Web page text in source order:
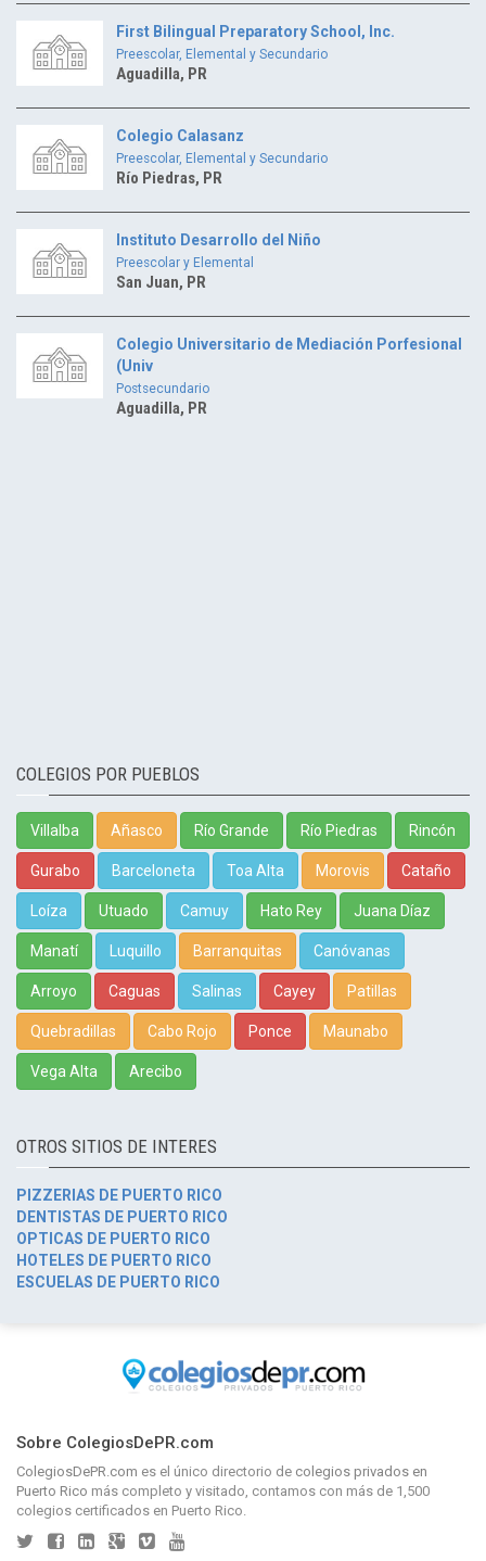
First Bilingual Preparatory School, Inc.
Preescolar, Elemental y Secundario
Aguadilla, PR
Colegio Calasanz
Preescolar, Elemental y Secundario
Río Piedras, PR
Instituto Desarrollo del Niño
Preescolar y Elemental
San Juan, PR
Colegio Universitario de Mediación Porfesional
(Univ
Postsecundario
Aguadilla, PR
COLEGIOS POR PUEBLOS
Villalba Añasco Río Grande Río Piedras Rincón
Gurabo Barceloneta Toa Alta Morovis Cataño
Loíza Utuado Camuy Hato Rey Juana Díaz
Manatí Luquillo Barranquitas Canóvanas
Arroyo Caguas Salinas Cayey Patillas
Quebradillas Cabo Rojo Ponce Maunabo
Vega Alta Arecibo
OTROS SITIOS DE INTERES
PIZZERIAS DE PUERTO RICO
DENTISTAS DE PUERTO RICO
OPTICAS DE PUERTO RICO
HOTELES DE PUERTO RICO
ESCUELAS DE PUERTO RICO
Sobre ColegiosDePR.com
ColegiosDePR.com es el único directorio de colegios privados en
Puerto Rico más completo y visitado, contamos con más de 1,500
colegios certificados en Puerto Rico.